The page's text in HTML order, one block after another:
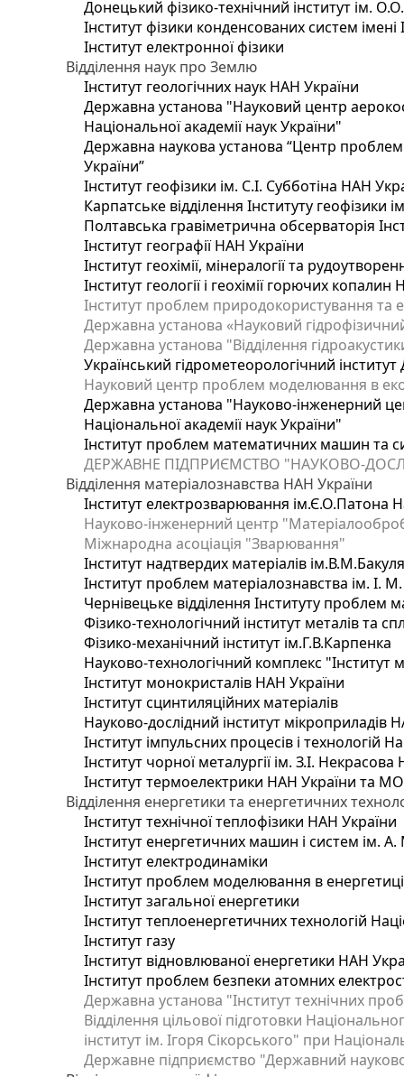
Донецький фізико-технічний інститут ім.
Інститут фізики конденсованих систем
Інститут електронної фізики
Відділення наук про Землю
Інститут геологічних наук НАН України
Державна установа "Науковий центр
Національної академії наук України"
Державна наукова установа “Центр проблем
України”
Інститут геофізики ім. С.І. Субботіна НАН
Карпатське відділення Інституту геофізики
Полтавська гравіметрична обсерваторія
Інститут географії НАН України
Інститут геохімії, мінералогії та
Інститут геології і геохімії горючих
Інститут проблем природокористування та
Державна установа «Науковий
Державна установа "Відділення
Український гідрометеорологічний
Науковий центр проблем моделювання в
Державна установа "Науково-інженерний
Національної академії наук України"
Інститут проблем математичних машин та
ДЕРЖАВНЕ ПІДПРИЄМСТВО "НАУКОВО-
Відділення матеріалознавства НАН України
Інститут електрозварювання ім.Є.О.Патона
Науково-інженерний центр
Міжнародна асоціація "Зварювання"
Інститут надтвердих матеріалів
Інститут проблем матеріалознавства ім. І.
Чернівецьке відділення Інституту проблем
Фізико-технологічний інститут металів та
Фізико-механічний інститут ім.Г.В.Карпенка
Науково-технологічний комплекс "Інститут
Інститут монокристалів НАН України
Інститут сцинтиляційних матеріалів
Науково-дослідний інститут мікроприладів
Інститут імпульсних процесів і технологій
Інститут чорної металургії ім. З.І.
Інститут термоелектрики НАН України та
Відділення енергетики та енергетичних
Інститут технічної теплофізики НАН України
Інститут енергетичних машин і систем ім.
Інститут електродинаміки
Інститут проблем моделювання в
Інститут загальної енергетики
Інститут теплоенергетичних технологій
Інститут газу
Інститут відновлюваної енергетики НАН
Інститут проблем безпеки атомних
Державна установа "Інститут технічних
Відділення цільової підготовки
інститут ім. Ігоря Сікорського" при
Державне підприємство "Державний